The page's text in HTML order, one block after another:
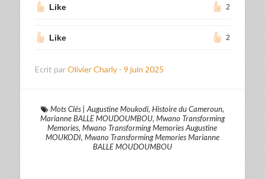
Like 2
Like 2
Ecrit parOlivier Charly - 9 juin 2025
Mots Clés|Augustine Moukodi, Histoire du Cameroun,
Marianne BALLE MOUDOUMBOU, Mwano Transforming
Memories,Mwano Transforming Memories Augustine
MOUKODI, Mwano Transforming Memories Marianne
BALLE MOUDOUMBOU